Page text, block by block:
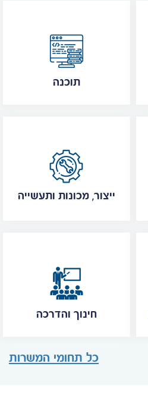
תוכנה
ייצור, מכונות ותעשייה
חינוך והדרכה
כל תחומי המשרות